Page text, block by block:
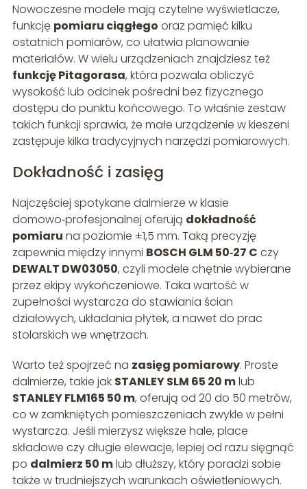
Nowoczesne modele mają czytelne wyświetlacze,
funkcję pomiaru ciągłego oraz pamięć kilku
ostatnich pomiarów, co ułatwia planowanie
materiałów. W wielu urządzeniach znajdziesz też
funkcję Pitagorasa, która pozwala obliczyć
wysokość lub odcinek pośredni bez fizycznego
dostępu do punktu końcowego. To właśnie zestaw
takich funkcji sprawia, że małe urządzenie w kieszeni
zastępuje kilka tradycyjnych narzędzi pomiarowych.
Dokładność i zasięg
Najczęściej spotykane dalmierze w klasie
domowo‑profesjonalnej oferują dokładność
pomiaru na poziomie ±1,5 mm. Taką precyzję
zapewnia między innymi BOSCH GLM 50‑27 C czy
DEWALT DW03050, czyli modele chętnie wybierane
przez ekipy wykończeniowe. Taka wartość w
zupełności wystarcza do stawiania ścian
działowych, układania płytek, a nawet do prac
stolarskich we wnętrzach.
Warto też spojrzeć na zasięg pomiarowy. Proste
dalmierze, takie jak STANLEY SLM 65 20 mlub
STANLEY FLM165 50 m, oferują od 20 do 50 metrów,
co w zamkniętych pomieszczeniach zwykle w pełni
wystarcza. Jeśli mierzysz większe hale, place
składowe czy długie elewacje, lepiej od razu sięgnąć
po dalmierz 50 mlub dłuższy, który poradzi sobie
także w trudniejszych warunkach oświetleniowych.